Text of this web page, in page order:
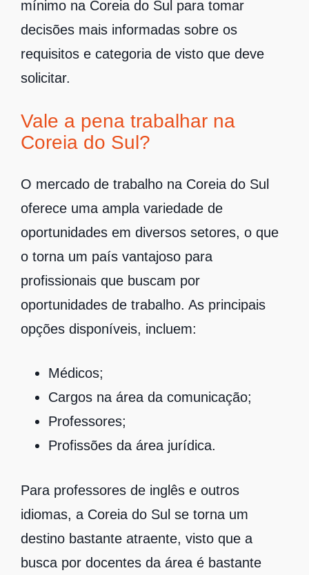
mínimo na Coreia do Sul para tomar
decisões mais informadas sobre os
requisitos e categoria de visto que deve
solicitar.
Vale a pena trabalhar na
Coreia do Sul?
O mercado de trabalho na Coreia do Sul
oferece uma ampla variedade de
oportunidades em diversos setores, o que
o torna um país vantajoso para
profissionais que buscam por
oportunidades de trabalho. As principais
opções disponíveis, incluem:
Médicos;
Cargos na área da comunicação;
Professores;
Profissões da área jurídica.
Para professores de inglês e outros
idiomas, a Coreia do Sul se torna um
destino bastante atraente, visto que a
busca por docentes da área é bastante